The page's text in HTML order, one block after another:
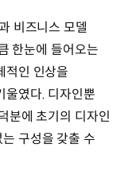
비즈니스 모델
한눈에 들어오는
적인 인상을
울였다. 디자인뿐
분에 초기의 디자인
구성을 갖출 수